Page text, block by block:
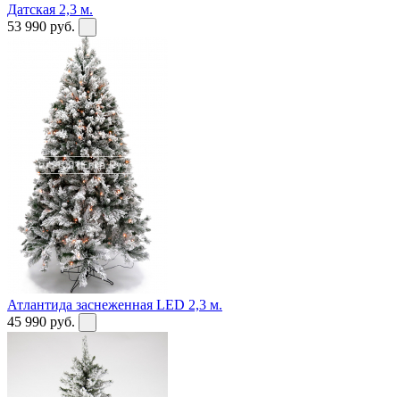
Датская 2,3 м.
53 990 руб.
Атлантида заснеженная LED 2,3 м.
45 990 руб.